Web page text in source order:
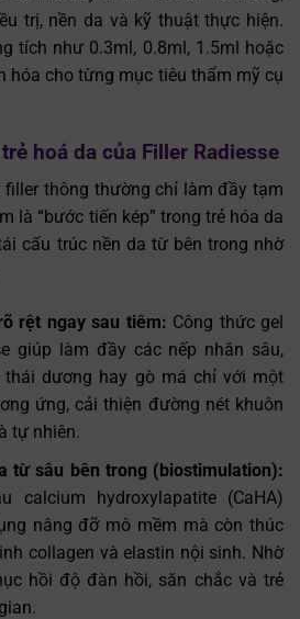
trị, nền da và kỹ thuật thực hiện.
tích như 0.3ml, 0.8ml, 1.5ml hoặc
hóa cho từng mục tiêu thẩm mỹ cụ
hoá da của Filler Radiesse
filler thông thường chỉ làm đầy tạm
là “bước tiến kép” trong trẻ hóa da
cấu trúc nền da từ bên trong nhờ
rệt ngay sau tiêm: Công thức gel
giúp làm đầy các nếp nhăn sâu,
thái dương hay gò má chỉ với một
ứng, cải thiện đường nét khuôn
tự nhiên.
từ sâu bên trong (biostimulation):
calcium hydroxylapatite (CaHA)
nâng đỡ mô mềm mà còn thúc
collagen và elastin nội sinh. Nhờ
hồi độ đàn hồi, săn chắc và trẻ